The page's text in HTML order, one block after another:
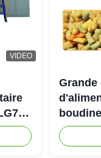
VIDEO
sortie